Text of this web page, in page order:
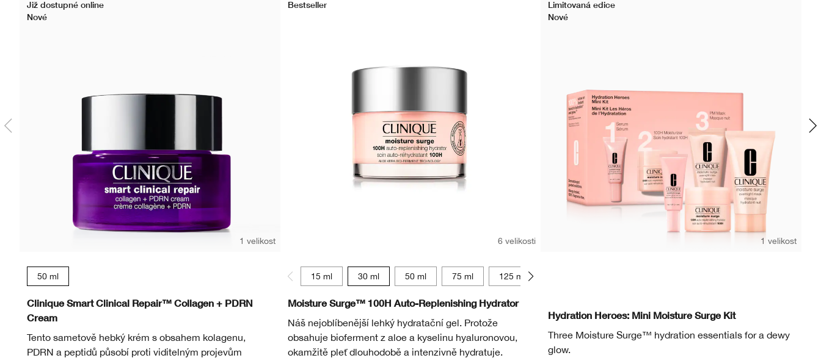
Již dostupné online
Nové
1 velikost
50 ml
Clinique Smart Clinical Repair™ Collagen + PDRN
Cream
Tento sametově hebký krém s obsahem kolagenu,
PDRN a peptidů působí proti viditelným projevům
Bestseller
6 velikosti
15 ml 30 ml 50 ml 75 ml 125 ml
Moisture Surge™ 100H Auto-Replenishing Hydrator
Náš nejoblíbenější lehký hydratační gel. Protože
obsahuje bioferment z aloe a kyselinu hyaluronovou,
okamžitě pleť dlouhodobě a intenzivně hydratuje.
Limitovaná edice
Nové
1 velikost
Hydration Heroes: Mini Moisture Surge Kit
Three Moisture Surge™ hydration essentials for a dewy
glow.